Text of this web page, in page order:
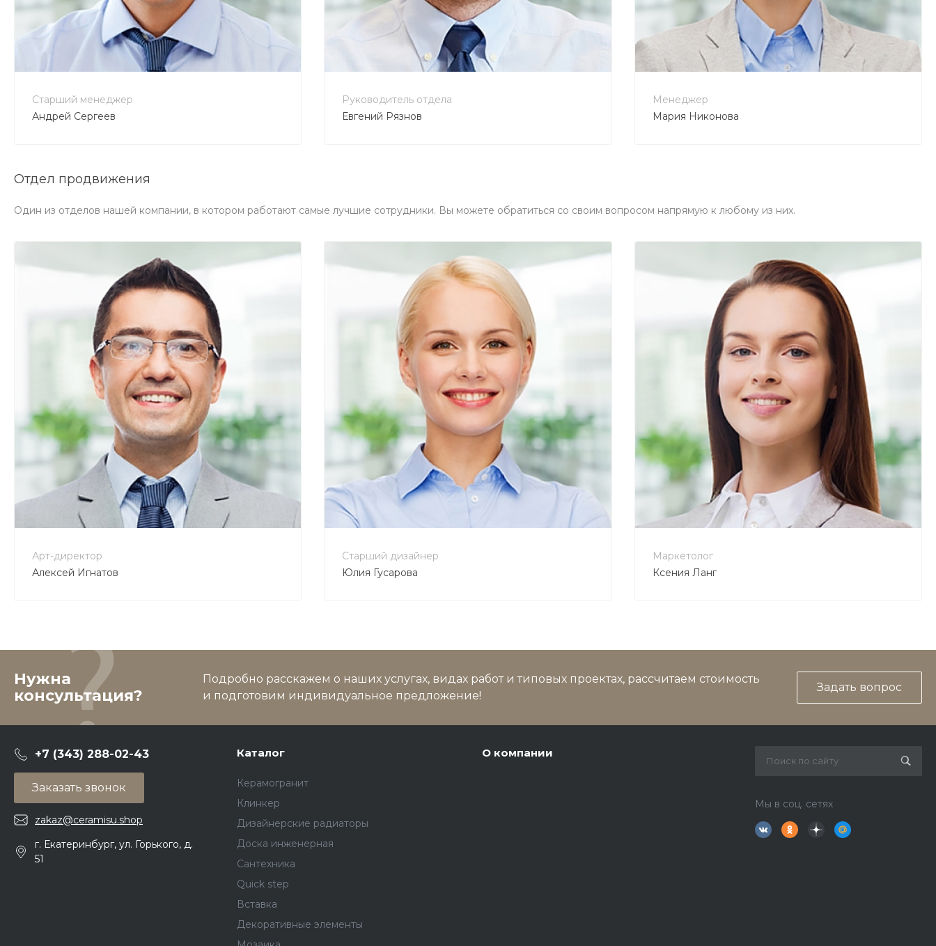
Старший менеджер
Андрей Сергеев
+7 800 900-80-90
no-reply@intecweb.ru
Руководитель отдела
Евгений Рязнов
+7 800 900-80-90
no-reply@intecweb.ru
Менеджер
Мария Никонова
+7 800 900-80-90
no-reply@intecweb.ru
Отдел продвижения
Один из отделов нашей компании, в котором работают самые лучшие сотрудники. Вы можете обратиться со своим вопросом напрямую к любому из них.
Арт-директор
Алексей Игнатов
+7 800 900-80-90
no-reply@intecweb.ru
Старший дизайнер
Юлия Гусарова
+7 800 900-80-90
no-reply@intecweb.ru
Маркетолог
Ксения Ланг
+7 800 900-80-90
no-reply@intecweb.ru
Нужна
консультация?
Подробно расскажем о наших услугах, видах работ и типовых проектах, рассчитаем стоимость
и подготовим индивидуальное предложение!
Задать вопрос
+7 (343) 288-02-43
Заказать звонок
zakaz@ceramisu.shop
г. Екатеринбург, ул. Горького, д.
51
Каталог
Керамогранит
Клинкер
Дизайнерские радиаторы
Доска инженерная
Сантехника
Quick step
Вставка
Декоративные элементы
О компании
Мы в соц. сетях